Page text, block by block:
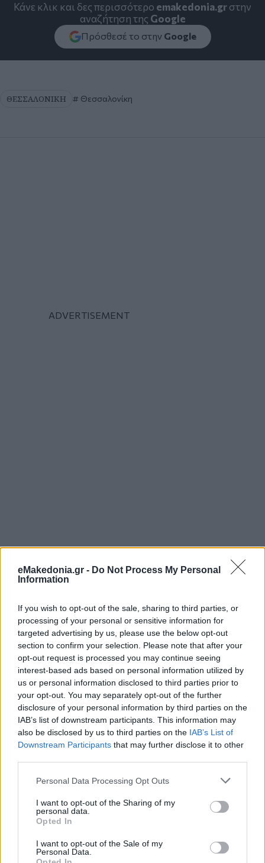
eMakedonia.gr - Do Not Process My Personal
Information
If you wish to opt-out of the sale, sharing to third parties, or
processing of your personal or sensitive information for
targeted advertising by us, please use the below opt-out
section to confirm your selection. Please note that after your
opt-out request is processed you may continue seeing
interest-based ads based on personal information utilized by
us or personal information disclosed to third parties prior to
your opt-out. You may separately opt-out of the further
disclosure of your personal information by third parties on the
IAB’s list of downstream participants. This information may
also be disclosed by us to third parties on the IAB’s List of
Downstream Participants that may further disclose it to other
Please note that this website/app uses one or more Google
not limited to your visit or usage behaviour. You may click to
grant or deny consent to Google and its third-party tags to
use your data for below specified purposes in below Google
consent section.
Personal Data Processing Opt Outs
I want to opt-out of the Sharing of my
personal data.
Opted In
I want to opt-out of the Sale of my
Personal Data.
Κάνε κλικ και δες περισσότερο emakedonia.grστην
αναζήτηση της Google
Πρόσθεσέ το στην Google
ΘΕΣΣΑΛΟΝΙΚΗ Θεσσαλονίκη
Διαβάστε περισσότερα